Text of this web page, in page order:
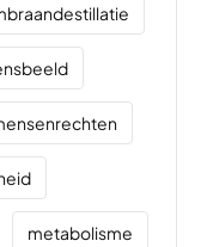
metabolisme